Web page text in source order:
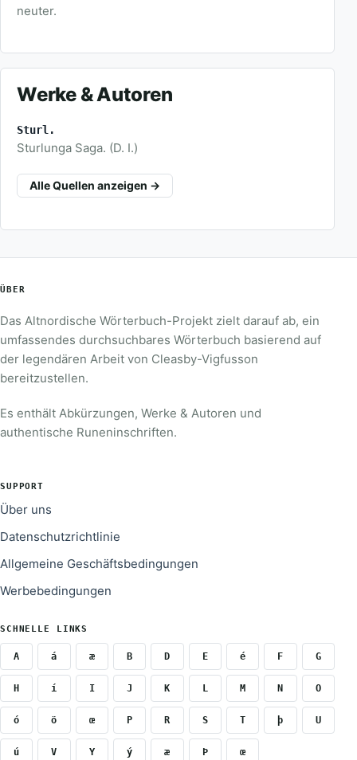
neuter.
Werke & Autoren
Sturl.
Sturlunga Saga. (D. I.)
Alle Quellen anzeigen →
ÜBER
Das Altnordische Wörterbuch-Projekt zielt darauf ab, ein
umfassendes durchsuchbares Wörterbuch basierend auf
der legendären Arbeit von Cleasby-Vigfusson
bereitzustellen.
Es enthält Abkürzungen, Werke & Autoren und
authentische Runeninschriften.
SUPPORT
Über uns
Datenschutzrichtlinie
Allgemeine Geschäftsbedingungen
Werbebedingungen
SCHNELLE LINKS
A á æ B D E é F G
H í I J K L M N O
ó ö œ P R S T þ U
ú V Y ý æ Þ œ